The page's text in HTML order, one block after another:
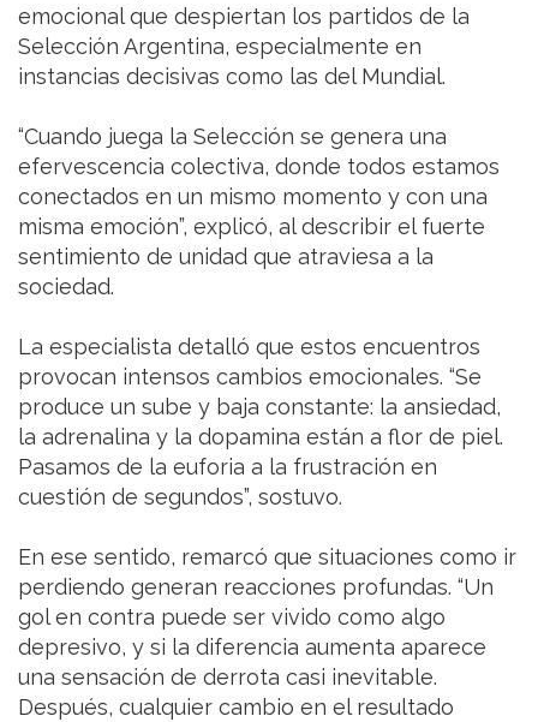
emocional que despiertan los partidos de la
Selección Argentina, especialmente en
instancias decisivas como las del Mundial.
“Cuando juega la Selección se genera una
efervescencia colectiva, donde todos estamos
conectados en un mismo momento y con una
misma emoción”, explicó, al describir el fuerte
sentimiento de unidad que atraviesa a la
sociedad.
La especialista detalló que estos encuentros
provocan intensos cambios emocionales. “Se
produce un sube y baja constante: la ansiedad,
la adrenalina y la dopamina están a flor de piel.
Pasamos de la euforia a la frustración en
cuestión de segundos”, sostuvo.
En ese sentido, remarcó que situaciones como ir
perdiendo generan reacciones profundas. “Un
gol en contra puede ser vivido como algo
depresivo, y si la diferencia aumenta aparece
una sensación de derrota casi inevitable.
Después, cualquier cambio en el resultado